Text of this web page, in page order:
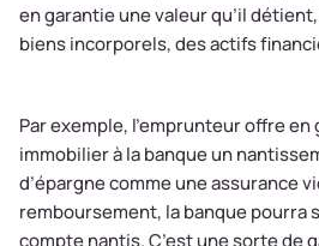
en garantie une valeur qu’il
biens incorporels, des actifs
Par exemple, l’emprunteur offre
immobilier à la banque un
d’épargne comme une assurance
remboursement, la banque pourra
compte nantis. C’est une sorte de